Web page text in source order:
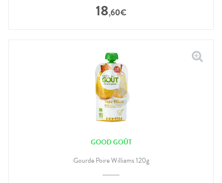
18,60€
GOOD GOÛT
Gourde Poire Williams 120g